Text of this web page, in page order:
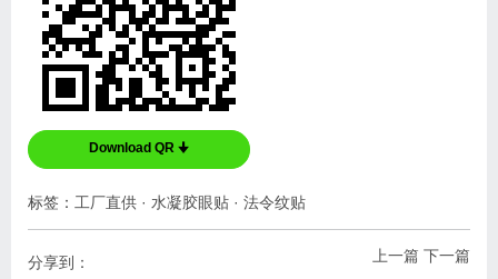
Download QR 🠋
标签： 工厂直供 · 水凝胶眼贴 · 法令纹贴
上一篇 下一篇
分享到：